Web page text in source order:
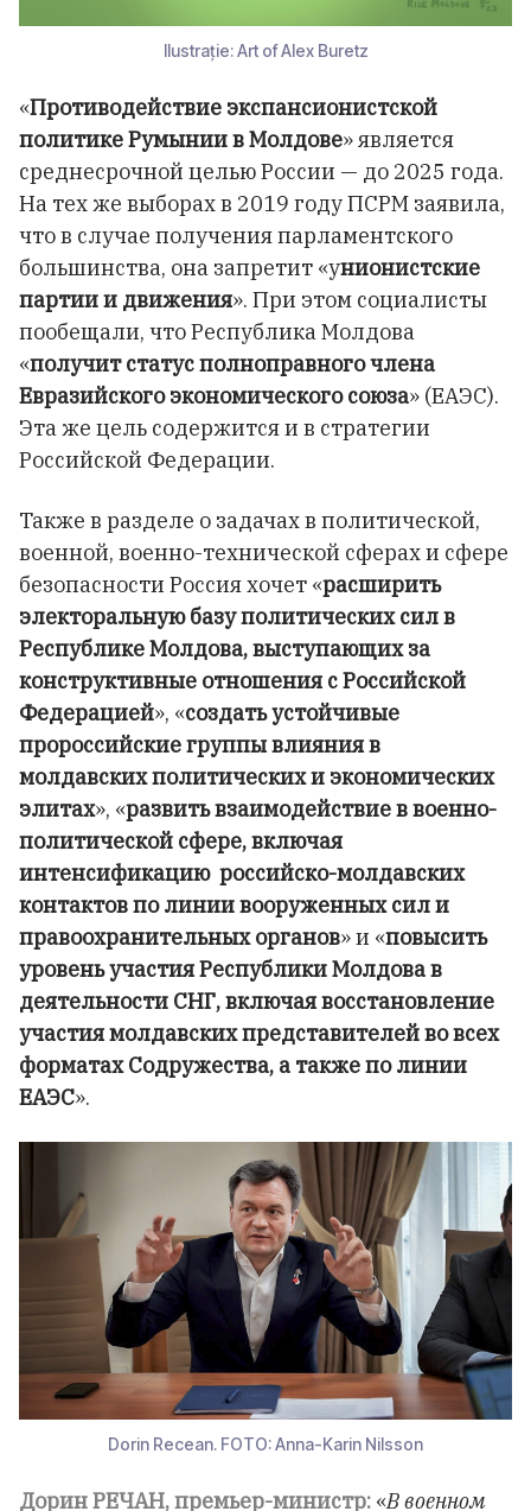
Ilustrație: Art of Alex Buretz
«Противодействие экспансионистской
политике Румынии в Молдове» является
среднесрочной целью России — до 2025 года.
На тех же выборах в 2019 году ПСРМ заявила,
что в случае получения парламентского
большинства, она запретит «унионистские
партии и движения». При этом социалисты
пообещали, что Республика Молдова
«получит статус полноправного члена
Евразийского экономического союза» (ЕАЭС).
Эта же цель содержится и в стратегии
Российской Федерации.
Также в разделе о задачах в политической,
военной, военно-технической сферах и сфере
безопасности Россия хочет «расширить
электоральную базу политических сил в
Республике Молдова, выступающих за
конструктивные отношения с Российской
Федерацией», «создать устойчивые
пророссийские группы влияния в
молдавских политических и экономических
элитах», «развить взаимодействие в военно-
политической сфере, включая
интенсификацию российско-молдавских
контактов по линии вооруженных сил и
правоохранительных органов» и «повысить
уровень участия Республики Молдова в
деятельности СНГ, включая восстановление
участия молдавских представителей во всех
форматах Содружества, а также по линии
ЕАЭС».
Dorin Recean. FOTO: Anna-Karin Nilsson
Дорин РЕЧАН, премьер-министр: «В военном